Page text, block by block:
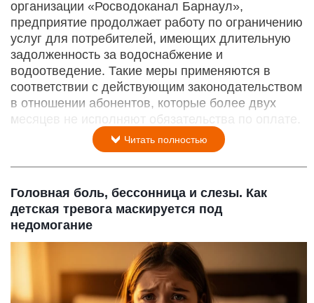
организации «Росводоканал Барнаул»,
предприятие продолжает работу по ограничению
услуг для потребителей, имеющих длительную
задолженность за водоснабжение и
водоотведение. Такие меры применяются в
соответствии с действующим законодательством
в отношении абонентов, которые более двух
месяцев не исполняют обязательства по оплате.
Читать полностью
Головная боль, бессонница и слезы. Как
детская тревога маскируется под
недомогание